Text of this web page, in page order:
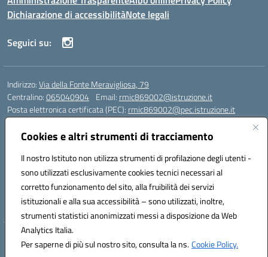
Cookies e altri strumenti di tracciamento
Il nostro Istituto non utilizza strumenti di profilazione degli utenti -
sono utilizzati esclusivamente cookies tecnici necessari al
corretto funzionamento del sito, alla fruibilità dei servizi
istituzionali e alla sua accessibilità – sono utilizzati, inoltre,
strumenti statistici anonimizzati messi a disposizione da Web
Analytics Italia.
Per saperne di più sul nostro sito, consulta la ns.Cookie Policy.
Dichiarazione di accessibilitàNote legali
Seguici su:
Indirizzo:Via della Fonte Meravigliosa, 79
Centralino:065040904 Email: rmic869002@istruzione.it
Posta elettronica certificata (PEC): rmic869002@pec.istruzione.it
Codice fiscale: 97197090588
Codice meccanografico: RMIC869002
Codice Indice delle Pubbliche Amministrazioni (IPA): istsc_rmic869002
Codice unico di fatturazione (CUF): UFRHFP
Iban dell’Istituto comprensivo presso Banca Intesa San Paolo:
IT04 V030 6905 0201 0000 0046 393
Hosting & Powered by 3D Solution S.r.l.
Concept & Design by Designers Italia